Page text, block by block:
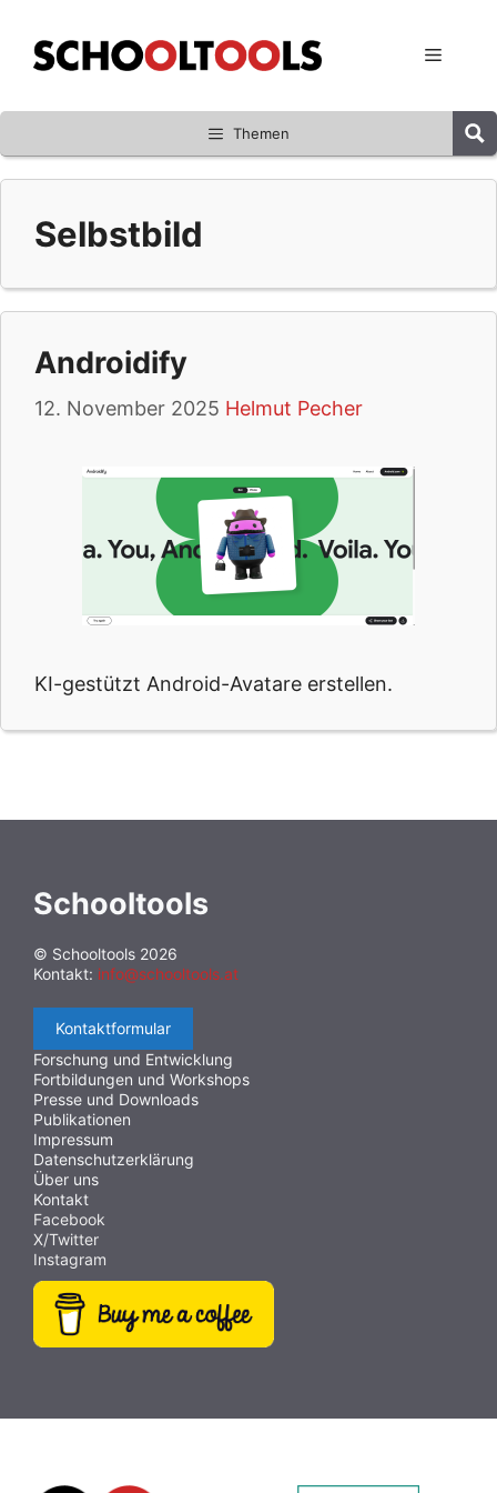
Inhalt
springen
Menü
Themen
Selbstbild
Androidify
12. November 2025 Helmut Pecher
KI-gestützt Android-Avatare erstellen.
Schooltools
© Schooltools 2026
Kontakt: info@schooltools.at
Kontaktformular
Forschung und Entwicklung
Fortbildungen und Workshops
Presse und Downloads
Publikationen
Impressum
Datenschutzerklärung
Über uns
Kontakt
Facebook
X/Twitter
Instagram